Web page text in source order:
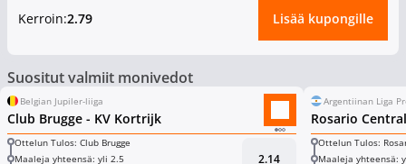
Kerroin:2.79 Lisää kupongille
Suositut valmiit monivedot
Belgian Jupiler-liiga
Club Brugge - KV Kortrijk
Ottelun Tulos: Club Brugge
Maaleja yhteensä: yli 2.5
2.14
Argentiinan Liga
Rosario
Ottelun Tulos:
Maaleja yhteensä: